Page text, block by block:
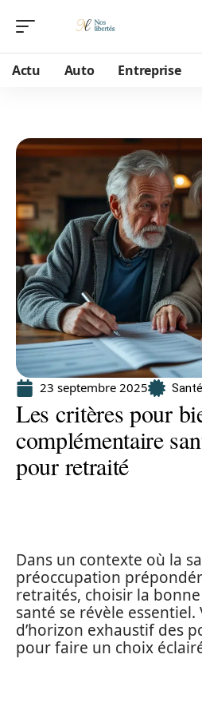
Actu Auto Entreprise
23 septembre 2025 Santé
Les critères pour
complémentaire
pour retraité
Dans un contexte où la
préoccupation
retraités, choisir la
santé se révèle
d’horizon exhaustif des
pour faire un choix